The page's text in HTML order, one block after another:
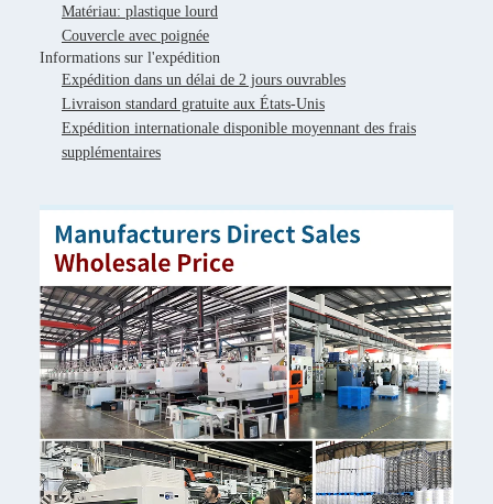
Matériau: plastique lourd
Couvercle avec poignée
Informations sur l'expédition
Expédition dans un délai de 2 jours ouvrables
Livraison standard gratuite aux États-Unis
Expédition internationale disponible moyennant des frais
supplémentaires